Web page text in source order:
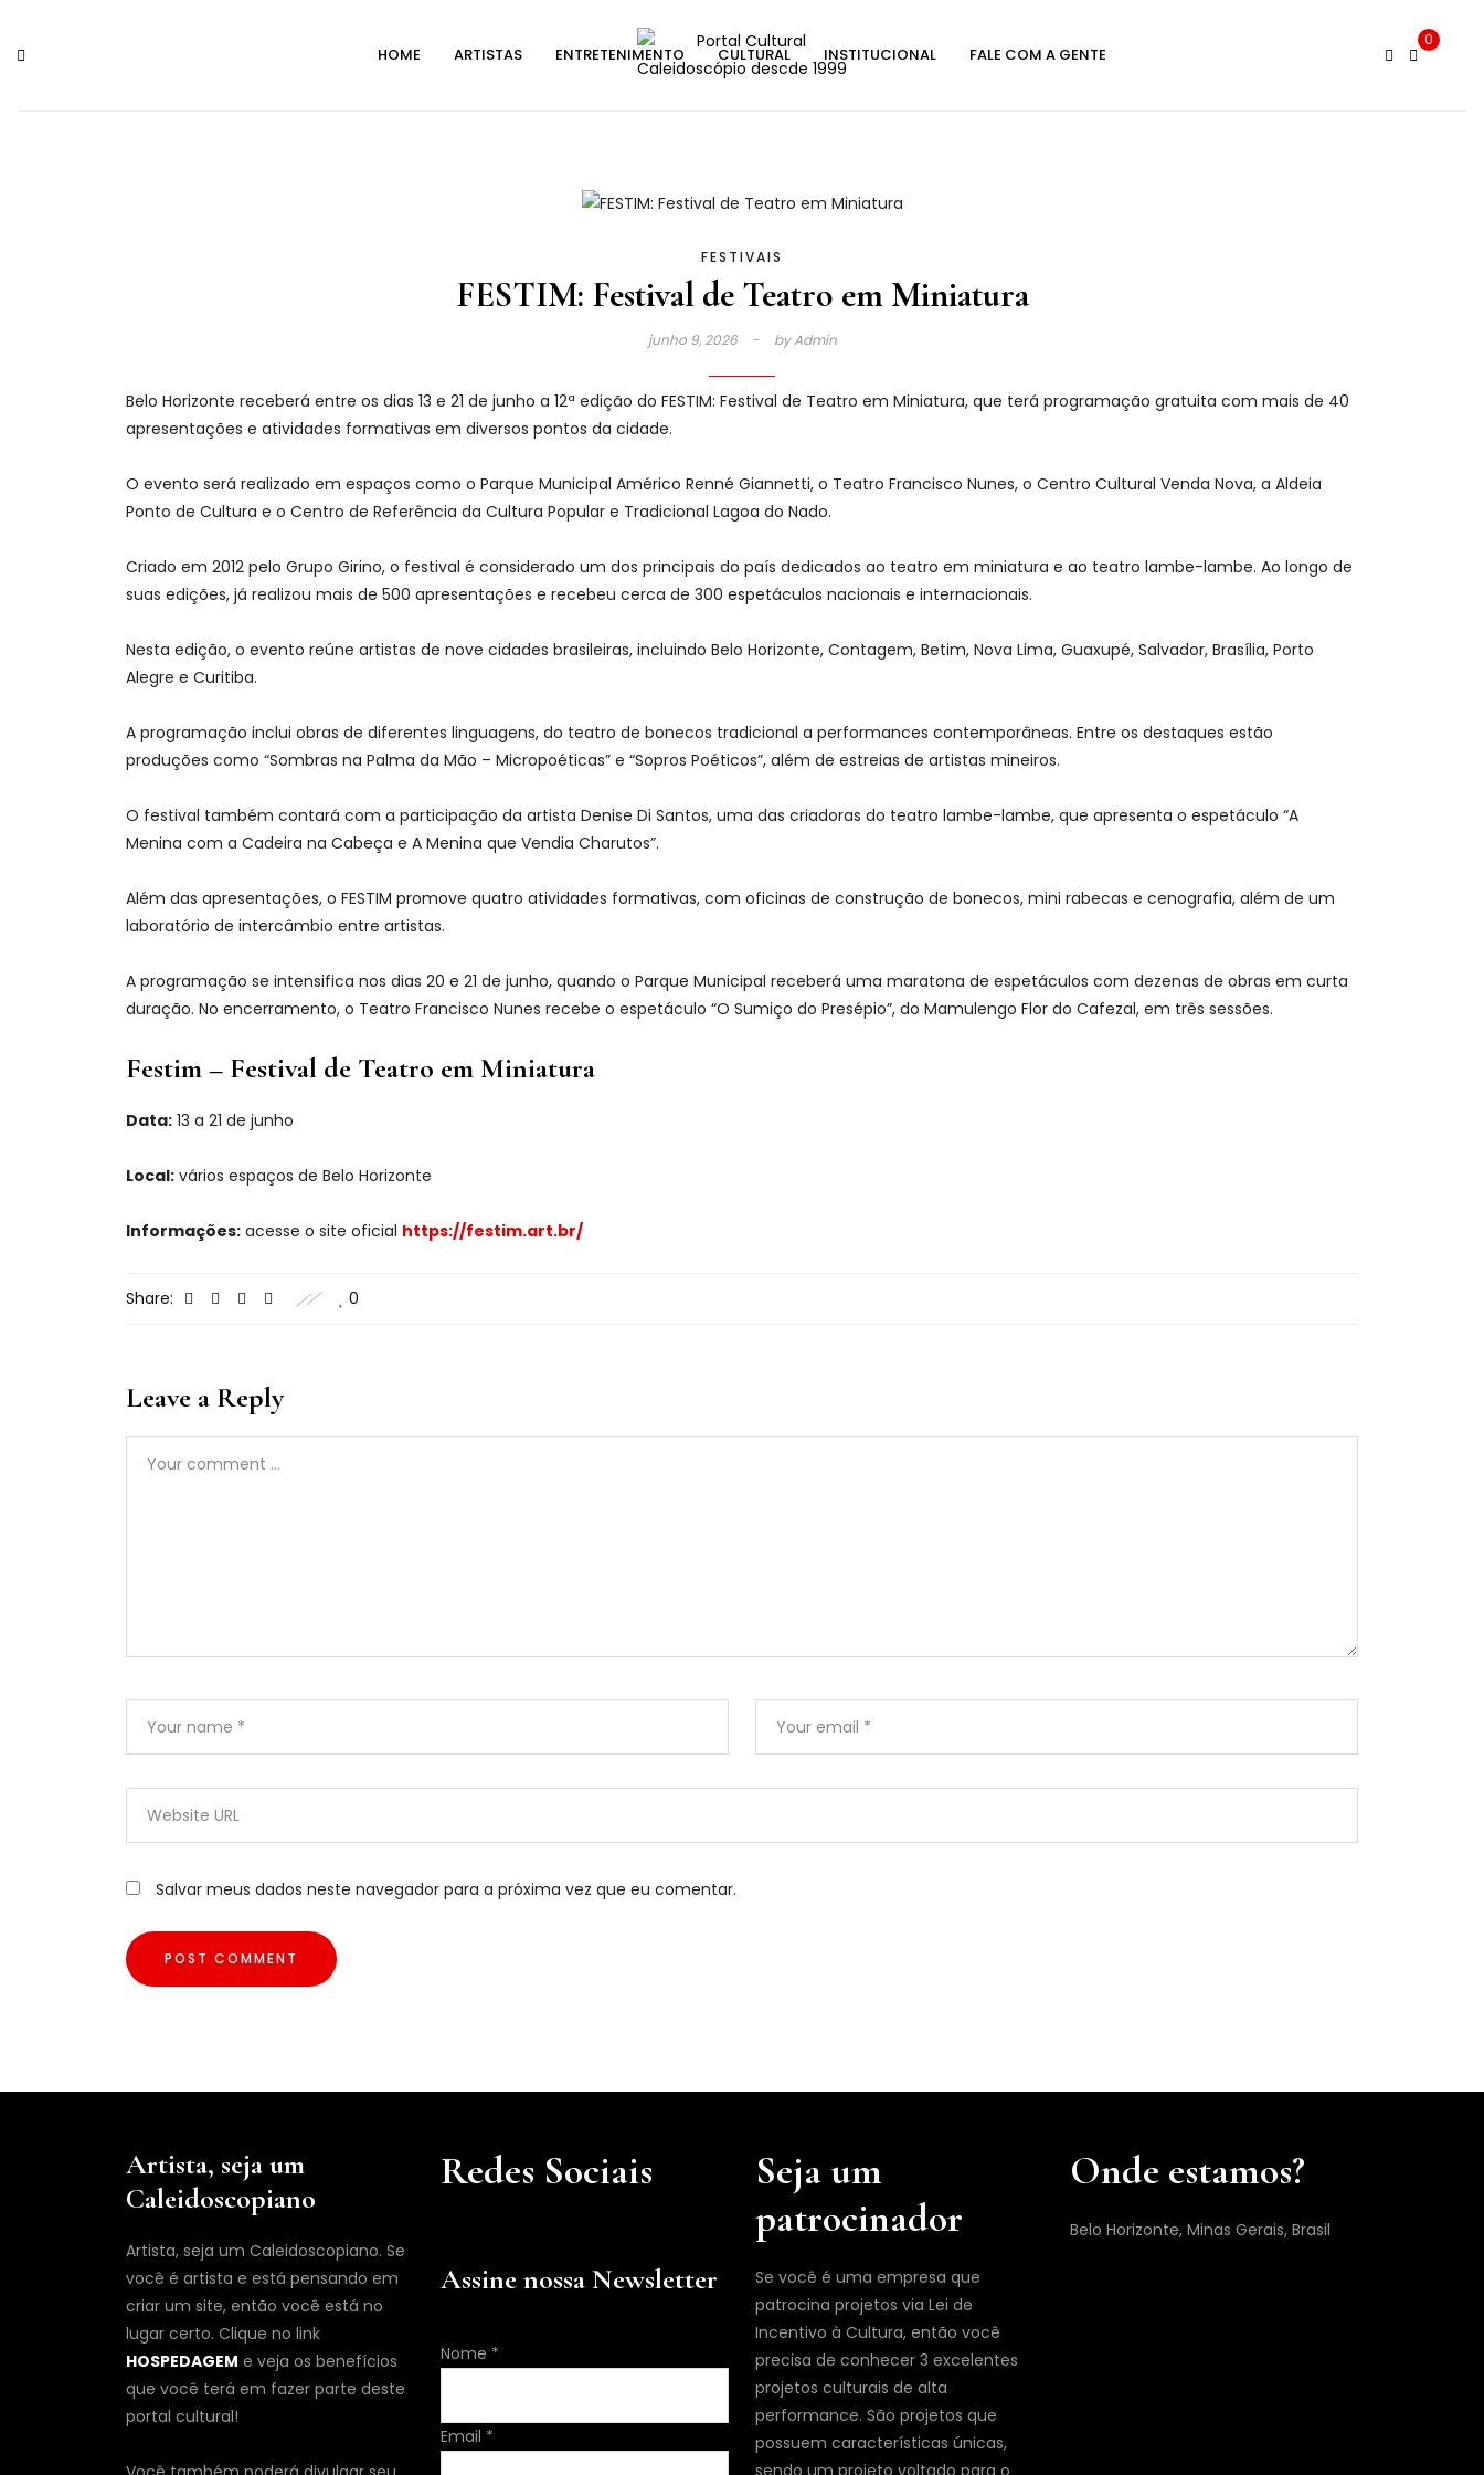
content
HOME ARTISTAS ENTRETENIMENTO CULTURAL INSTITUCIONAL FALE COM A GENTE
0
FESTIVAIS
FESTIM: Festival de Teatro em Miniatura
junho 9, 2026 byAdmin
Belo Horizonte receberá entre os dias 13 e 21 de junho a 12ª edição do FESTIM: Festival de Teatro em Miniatura, que terá programação gratuita com mais de 40
apresentações e atividades formativas em diversos pontos da cidade.
O evento será realizado em espaços como o Parque Municipal Américo Renné Giannetti, o Teatro Francisco Nunes, o Centro Cultural Venda Nova, a Aldeia
Ponto de Cultura e o Centro de Referência da Cultura Popular e Tradicional Lagoa do Nado.
Criado em 2012 pelo Grupo Girino, o festival é considerado um dos principais do país dedicados ao teatro em miniatura e ao teatro lambe-lambe. Ao longo de
suas edições, já realizou mais de 500 apresentações e recebeu cerca de 300 espetáculos nacionais e internacionais.
Nesta edição, o evento reúne artistas de nove cidades brasileiras, incluindo Belo Horizonte, Contagem, Betim, Nova Lima, Guaxupé, Salvador, Brasília, Porto
Alegre e Curitiba.
A programação inclui obras de diferentes linguagens, do teatro de bonecos tradicional a performances contemporâneas. Entre os destaques estão
produções como “Sombras na Palma da Mão – Micropoéticas” e “Sopros Poéticos”, além de estreias de artistas mineiros.
O festival também contará com a participação da artista Denise Di Santos, uma das criadoras do teatro lambe-lambe, que apresenta o espetáculo “A
Menina com a Cadeira na Cabeça e A Menina que Vendia Charutos”.
Além das apresentações, o FESTIM promove quatro atividades formativas, com oficinas de construção de bonecos, mini rabecas e cenografia, além de um
laboratório de intercâmbio entre artistas.
A programação se intensifica nos dias 20 e 21 de junho, quando o Parque Municipal receberá uma maratona de espetáculos com dezenas de obras em curta
duração. No encerramento, o Teatro Francisco Nunes recebe o espetáculo “O Sumiço do Presépio”, do Mamulengo Flor do Cafezal, em três sessões.
Festim – Festival de Teatro em Miniatura
Data: 13 a 21 de junho
Local: vários espaços de Belo Horizonte
Informações: acesse o site oficial https://festim.art.br/
Share: 0
Leave a Reply
Salvar meus dados neste navegador para a próxima vez que eu comentar.
Artista, seja um
Caleidoscopiano
Artista, seja um Caleidoscopiano. Se
você é artista e está pensando em
criar um site, então você está no
lugar certo. Clique no link
HOSPEDAGEM e veja os benefícios
que você terá em fazer parte deste
portal cultural!
Redes Sociais
Assine nossa Newsletter
Nome *
Nome
Email *
Seja um
patrocinador
Se você é uma empresa que
patrocina projetos via Lei de
Incentivo à Cultura, então você
precisa de conhecer 3 excelentes
projetos culturais de alta
performance. São projetos que
possuem características únicas,
sendo um projeto voltado para o
Onde estamos?
Belo Horizonte, Minas Gerais, Brasil